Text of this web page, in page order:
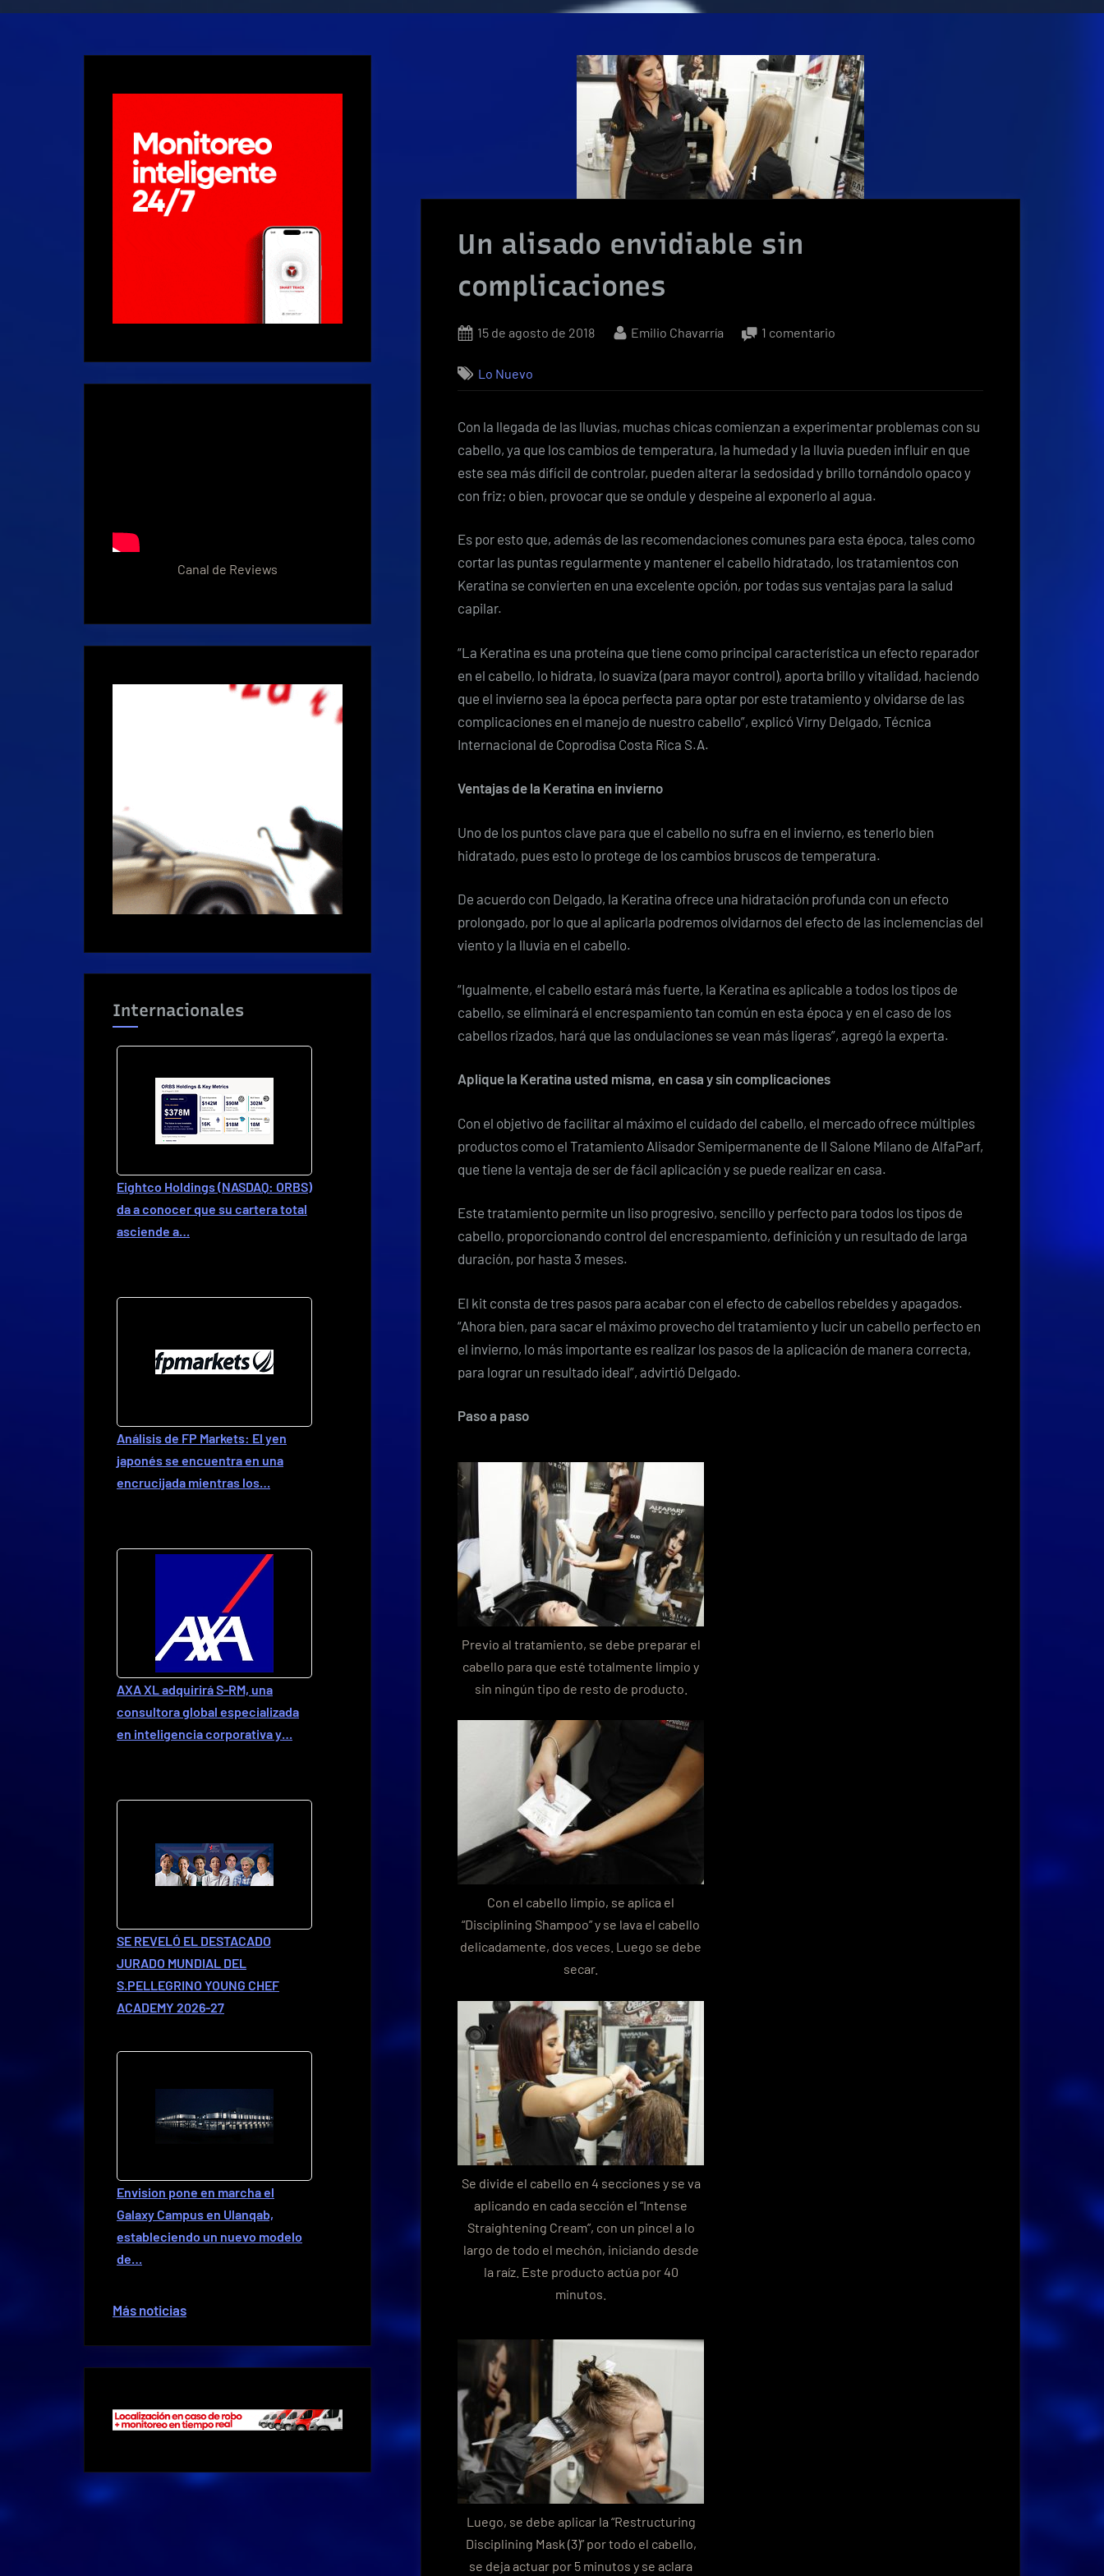
Un alisado envidiable sin
complicaciones
Posted
15 de agosto de 2018 By
Emilio Chavarría 1 comentario
complicaciones
Lo Nuevo
Con la llegada de las lluvias, muchas chicas comienzan a experimentar problemas con su
cabello, ya que los cambios de temperatura, la humedad y la lluvia pueden influir en que
este sea más difícil de controlar, pueden alterar la sedosidad y brillo tornándolo opaco y
con friz; o bien, provocar que se ondule y despeine al exponerlo al agua.
Es por esto que, además de las recomendaciones comunes para esta época, tales como
cortar las puntas regularmente y mantener el cabello hidratado, los tratamientos con
Keratina se convierten en una excelente opción, por todas sus ventajas para la salud
capilar.
“La Keratina es una proteína que tiene como principal característica un efecto reparador
en el cabello, lo hidrata, lo suaviza (para mayor control), aporta brillo y vitalidad, haciendo
que el invierno sea la época perfecta para optar por este tratamiento y olvidarse de las
complicaciones en el manejo de nuestro cabello”, explicó Virny Delgado, Técnica
Internacional de Coprodisa Costa Rica S.A.
Ventajas de la Keratina en invierno
Uno de los puntos clave para que el cabello no sufra en el invierno, es tenerlo bien
hidratado, pues esto lo protege de los cambios bruscos de temperatura.
De acuerdo con Delgado, la Keratina ofrece una hidratación profunda con un efecto
prolongado, por lo que al aplicarla podremos olvidarnos del efecto de las inclemencias del
viento y la lluvia en el cabello.
“Igualmente, el cabello estará más fuerte, la Keratina es aplicable a todos los tipos de
cabello, se eliminará el encrespamiento tan común en esta época y en el caso de los
cabellos rizados, hará que las ondulaciones se vean más ligeras”, agregó la experta.
Aplique la Keratina usted misma, en casa y sin complicaciones
Con el objetivo de facilitar al máximo el cuidado del cabello, el mercado ofrece múltiples
productos como el Tratamiento Alisador Semipermanente de Il Salone Milano de AlfaParf,
que tiene la ventaja de ser de fácil aplicación y se puede realizar en casa.
Este tratamiento permite un liso progresivo, sencillo y perfecto para todos los tipos de
cabello, proporcionando control del encrespamiento, definición y un resultado de larga
duración, por hasta 3 meses.
El kit consta de tres pasos para acabar con el efecto de cabellos rebeldes y apagados.
“Ahora bien, para sacar el máximo provecho del tratamiento y lucir un cabello perfecto en
el invierno, lo más importante es realizar los pasos de la aplicación de manera correcta,
para lograr un resultado ideal”, advirtió Delgado.
Paso a paso
Previo al tratamiento, se debe preparar el
cabello para que esté totalmente limpio y
sin ningún tipo de resto de producto.
Con el cabello limpio, se aplica el
“Disciplining Shampoo” y se lava el cabello
delicadamente, dos veces. Luego se debe
secar.
Se divide el cabello en 4 secciones y se va
aplicando en cada sección el “Intense
Straightening Cream”, con un pincel a lo
largo de todo el mechón, iniciando desde
la raíz. Este producto actúa por 40
minutos.
Luego, se debe aplicar la “Restructuring
Disciplining Mask (3)” por todo el cabello,
se deja actuar por 5 minutos y se aclara
Canal de Reviews
Internacionales
Eightco Holdings (NASDAQ: ORBS)
da a conocer que su cartera total
asciende a…
Análisis de FP Markets: El yen
japonés se encuentra en una
encrucijada mientras los…
AXA XL adquirirá S-RM, una
consultora global especializada
en inteligencia corporativa y…
SE REVELÓ EL DESTACADO
JURADO MUNDIAL DEL
S.PELLEGRINO YOUNG CHEF
ACADEMY 2026-27
Envision pone en marcha el
Galaxy Campus en Ulanqab,
estableciendo un nuevo modelo
de…
Más noticias